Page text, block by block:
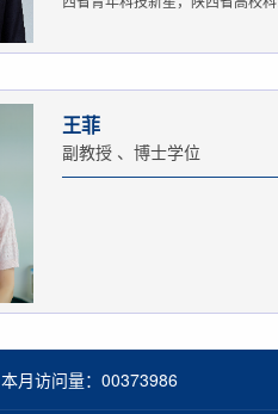
王菲
副教授 、博士学位
本月访问量： 00373986